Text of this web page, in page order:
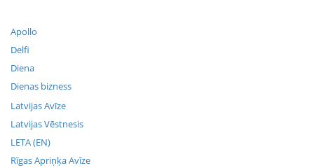
Apollo
Delfi
Diena
Dienas bizness
Latvijas Avīze
Latvijas Vēstnesis
LETA (EN)
Rīgas Apriņķa Avīze